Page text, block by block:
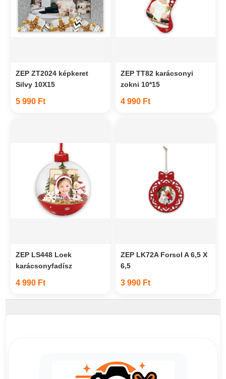
ZEP ZT2024 képkeret
Silvy 10X15
5 990 Ft
ZEP TT82 karácsonyi
zokni 10*15
4 990 Ft
ZEP LS448 Loek
karácsonyfadísz
4 990 Ft
ZEP LK72A Forsol A 6,5 X
6,5
3 990 Ft